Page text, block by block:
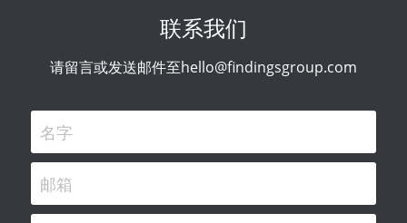
联系我们
请留言或发送邮件至hello@findingsgroup.com
名字
邮箱